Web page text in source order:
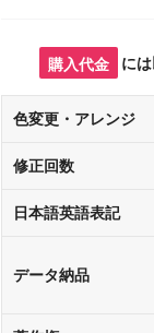
購入代金 に
色変更・アレンジ
修正回数
日本語英語表記
データ納品